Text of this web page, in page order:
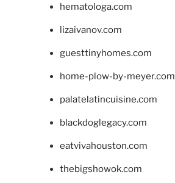
hematologa.com
lizaivanov.com
guesttinyhomes.com
home-plow-by-meyer.com
palatelatincuisine.com
blackdoglegacy.com
eatvivahouston.com
thebigshowok.com